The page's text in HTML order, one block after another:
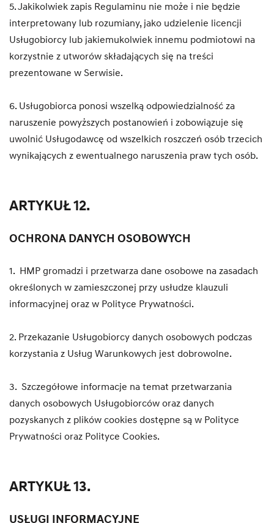
5. Jakikolwiek zapis Regulaminu nie może i nie będzie
interpretowany lub rozumiany, jako udzielenie licencji
Usługobiorcy lub jakiemukolwiek innemu podmiotowi na
korzystnie z utworów składających się na treści
prezentowane w Serwisie.
6. Usługobiorca ponosi wszelką odpowiedzialność za
naruszenie powyższych postanowień i zobowiązuje się
uwolnić Usługodawcę od wszelkich roszczeń osób trzecich
wynikających z ewentualnego naruszenia praw tych osób.
ARTYKUŁ 12.
OCHRONA DANYCH OSOBOWYCH
1. HMP gromadzi i przetwarza dane osobowe na zasadach
określonych w zamieszczonej przy usłudze klauzuli
informacyjnej oraz w Polityce Prywatności.
2. Przekazanie Usługobiorcy danych osobowych podczas
korzystania z Usług Warunkowych jest dobrowolne.
3. Szczegółowe informacje na temat przetwarzania
danych osobowych Usługobiorców oraz danych
pozyskanych z plików cookies dostępne są w Polityce
Prywatności oraz Polityce Cookies.
ARTYKUŁ 13.
USŁUGI INFORMACYJNE